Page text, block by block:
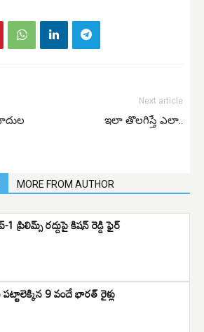
Next article
ఇలా తొలగిస్తే ఎలా..
MORE FROM AUTHOR
1 ప్రిలిమ్స్ రద్దుపై కిషన్ రెడ్డి ఫైర్
పట్టాలెక్కిన 9 వందే భారత్ రైళ్లు